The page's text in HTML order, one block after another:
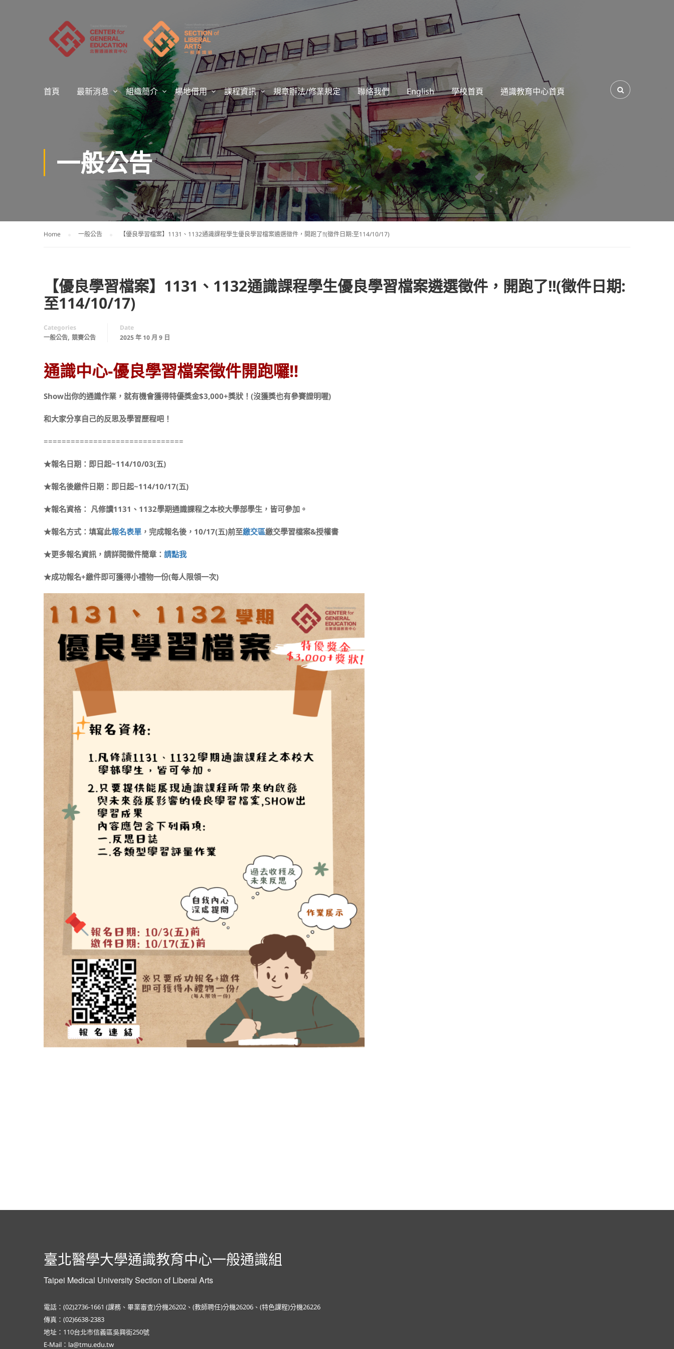
首頁 最新消息 組織簡介 場地借用 課程資訊 規章辦法/修業規定 聯絡我們 English 學校首頁 通識教育中心首頁
一般公告
Home 一般公告 【優良學習檔案】1131、1132通識課程學生優良學習檔案遴選徵件，開跑了!!(徵件日期:至114/10/17)
【優良學習檔案】1131、1132通識課程學生優良學習檔案遴選徵件，開跑了!!(徵件日期:
至114/10/17)
Categories
一般公告, 競賽公告
Date
2025 年 10 月 9 日
通識中心-優良學習檔案徵件開跑囉!!​
Show出你的通識作業，就有機會獲得特優獎金$3,000+獎狀！(沒獲獎也有參賽證明喔)
和大家分享自己的反思及學習歷程吧！
===============================
★報名日期 ：即日起~114/10/03(五)
★報名後繳件日期：即日起~114/10/17(五)
★報名資格： 凡修讀1131、1132學期通識課程之本校大學部學生，皆可參加。
★報名方式：填寫此報名表單 ，完成報名後，10/17(五)前至繳交區繳交學習檔案&授權書
★更多報名資訊，請詳閱徵件簡章： 請點我​
★成功報名+繳件即可獲得小禮物一份(每人限領一次)
臺北醫學大學通識教育中心一般通識組
Taipei Medical University Section of Liberal Arts
電話：(02)2736-1661 (課務、畢業審查)分機26202、(教師聘任)分機26206、(特色課程)分機26226
傳真：(02)6638-2383
地址：110台北市信義區吳興街250號
E-Mail：la@tmu.edu.tw